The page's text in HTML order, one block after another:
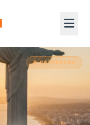
CATABROAD